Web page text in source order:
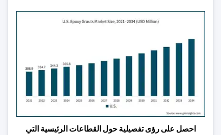
احصل على رؤى تفصيلية حول القطاعات الرئيسية التي